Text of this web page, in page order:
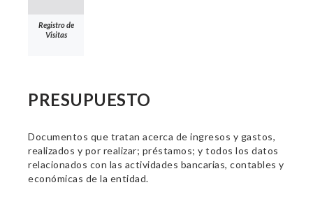
Registro de
Visitas
PRESUPUESTO
Documentos que tratan acerca de ingresos y gastos,
realizados y por realizar; préstamos; y todos los datos
relacionados con las actividades bancarias, contables y
económicas de la entidad.